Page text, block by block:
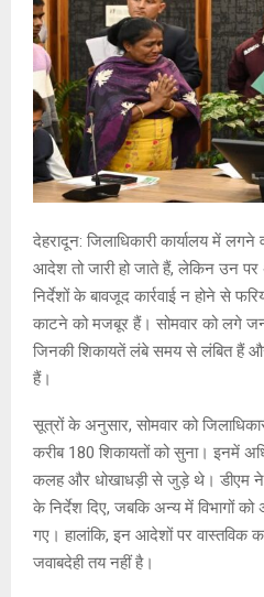
देहरादून: जिलाधिकारी कार्यालय में
आदेश तो जारी हो जाते हैं, लेकिन उन
निर्देशों के बावजूद कार्रवाई न होने से
काटने को मजबूर हैं। सोमवार को लगे
जिनकी शिकायतें लंबे समय से लंबित हैं
हैं।
सूत्रों के अनुसार, सोमवार को
करीब 180 शिकायतों को सुना। इनमें
कलह और धोखाधड़ी से जुड़े थे। डीएम
के निर्देश दिए, जबकि अन्य में विभागों
गए। हालांकि, इन आदेशों पर वास्तविक
जवाबदेही तय नहीं है।